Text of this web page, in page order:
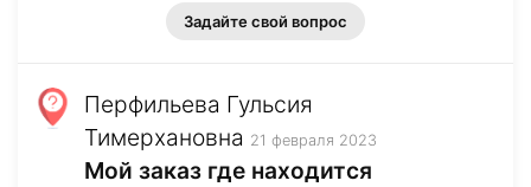
Задайте свой вопрос
Перфильева Гульсия
Тимерхановна 21 февраля 2023
Мой заказ где находится